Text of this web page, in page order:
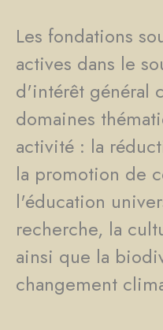
Les fondations
actives dans le
d'intérêt général
domaines
activité : la
la promotion de
l'éducation
recherche, la
ainsi que la
changement